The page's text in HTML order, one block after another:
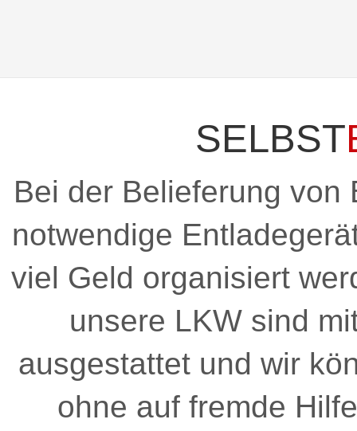
SELBST
Bei der Belieferung von
notwendige
viel Geld organisiert
unsere LKW sind
ausgestattet und wir
ohne auf fremde